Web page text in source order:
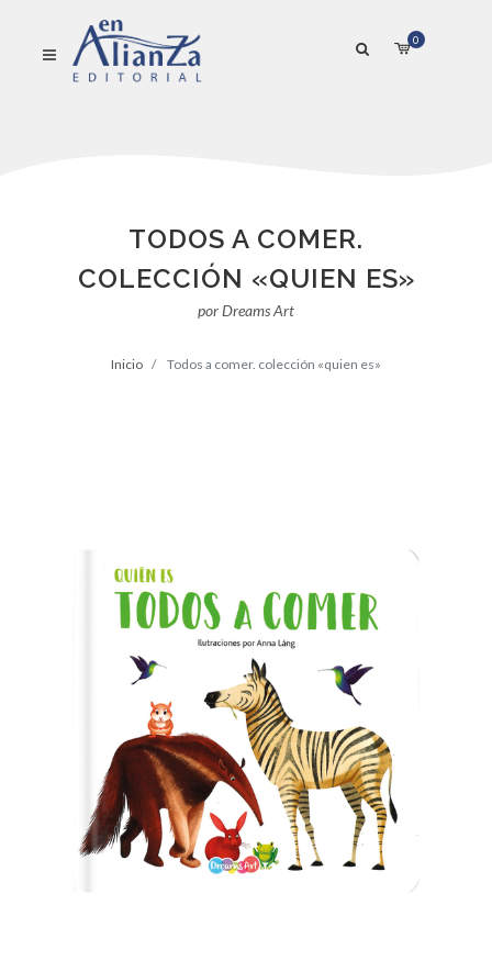
0
TODOS A COMER.
COLECCIÓN «QUIEN ES»
por Dreams Art
Inicio Todos a comer. colección «quien es»